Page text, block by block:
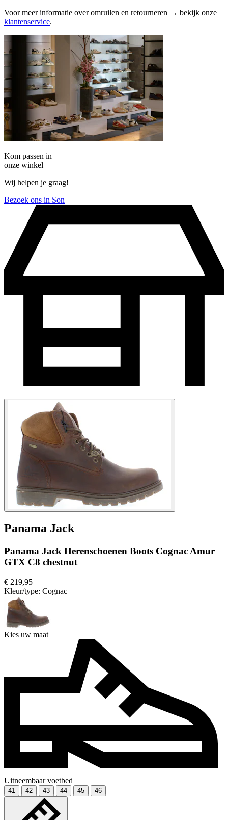
Voor meer informatie over omruilen en retourneren → bekijk onze
klantenservice.
Kom passen in
onze winkel
Wij helpen je graag!
Bezoek ons in Son
Panama Jack
Panama Jack Herenschoenen Boots Cognac Amur
GTX C8 chestnut
€ 219,95
Kleur/type: Cognac
Kies uw maat
Uitneembaar voetbed
41 42 43 44 45 46